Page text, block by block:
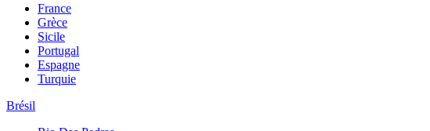
France
Grèce
Sicile
Portugal
Espagne
Turquie
Brésil